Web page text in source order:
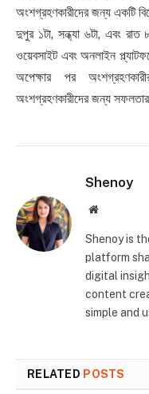
অংশগ্রহণকারীদের জন্য একটি
দুপুর ১টা, সন্ধ্যা ৬টা, এবং
ওয়েবসাইট এবং অনলাইন
অপেক্ষার পর
অংশগ্রহণকারীদের জন্য
Shenoy
Website
Shenoy is
platform
digital
content
simple and
RELATED POSTS